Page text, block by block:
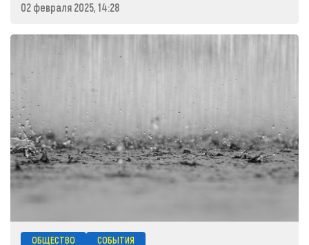
02 февраля 2025, 14:28
ОБЩЕСТВО СОБЫТИЯ